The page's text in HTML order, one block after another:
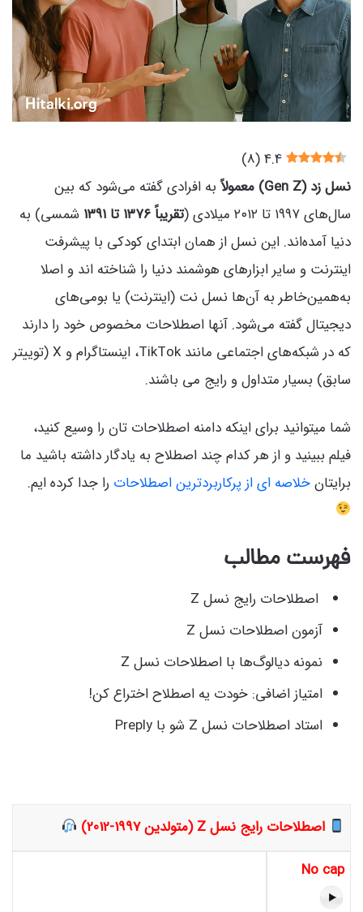
4.4
(
8
)
نسل زد (Gen Z) معمولاً
به افرادی گفته می‌شود که بین
سال‌های ۱۹۹۷ تا ۲۰۱۲ میلادی (
تقریباً ۱۳۷۶ تا ۱۳۹۱
شمسی) به
دنیا آمده‌اند. این نسل از همان ابتدای کودکی با پیشرفت
اینترنت و سایر ابزارهای هوشمند دنیا را شناخته اند و اصلا
به‌همین‌خاطر به آن‌ها نسل نت (اینترنت) یا بومی‌های
دیجیتال گفته می‌شود. آنها اصطلاحات مخصوص خود را دارند
که در شبکه‌های اجتماعی مانند TikTok، اینستاگرام و X (توییتر
سابق) بسیار متداول و رایج می باشند.
شما میتوانید برای اینکه دامنه اصطلاحات تان را وسیع کنید،
فیلم ببینید و از هر کدام چند اصطلاح به یادگار داشته باشید ما
برایتانخلاصه ای از پرکاربردترین اصطلاحات را جدا کرده ایم.
فهرست مطالب
اصطلاحات رایج نسل Z
آزمون اصطلاحات نسل Z
نمونه دیالوگ‌ها با اصطلاحات نسل Z
امتیاز اضافی: خودت یه اصطلاح اختراع کن!
استاد اصطلاحات نسل Z شو با Preply
اصطلاحات رایج نسل Z (متولدین 1997-2012)
No cap